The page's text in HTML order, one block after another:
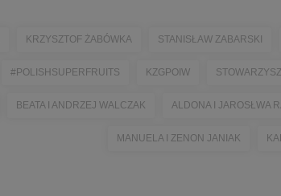
KRZYSZTOF ŻABÓWKA STANISŁAW ZABARSKI
#POLISHSUPERFRUITS KZGPOIW
BEATA I ANDRZEJ WALCZAK ALDONA I JAROSŁWA
MANUELA I ZENON JANIAK